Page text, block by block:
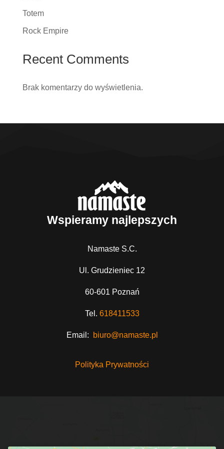
Totem
Rock Empire
Recent Comments
Brak komentarzy do wyświetlenia.
Wspieramy najlepszych
Namaste S.C.
Ul. Grudzieniec 12
60-601 Poznań
Tel. 618411533
Email: biuro@namaste.pl
Polityka Prywatności